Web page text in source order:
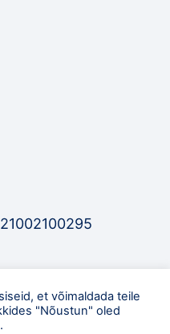
et võimaldada teile
"Nõustun" oled